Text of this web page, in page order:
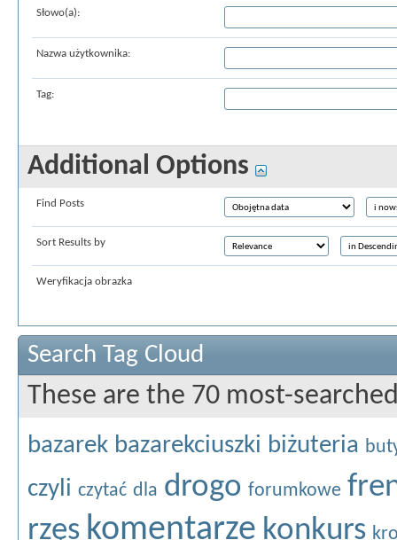
Słowo(a):
Nazwa użytkownika:
Tag:
Additional Options
Find Posts
Sort Results by
Weryfikacja obrazka
Search Tag Cloud
These are the 70 most-
bazarek bazarekciuszki biżuteria
czyli czytać dla drogo forumkowe
rzęs komentarze konkurs